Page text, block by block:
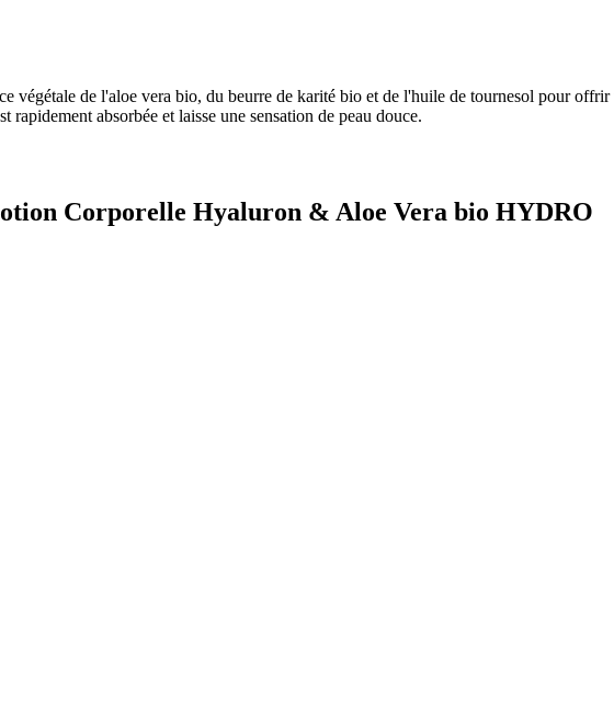
de l'aloe vera bio, du beurre de karité bio et de l'huile de tournesol pour
absorbée et laisse une sensation de peau douce.
Corporelle Hyaluron & Aloe Vera bio HYDRO